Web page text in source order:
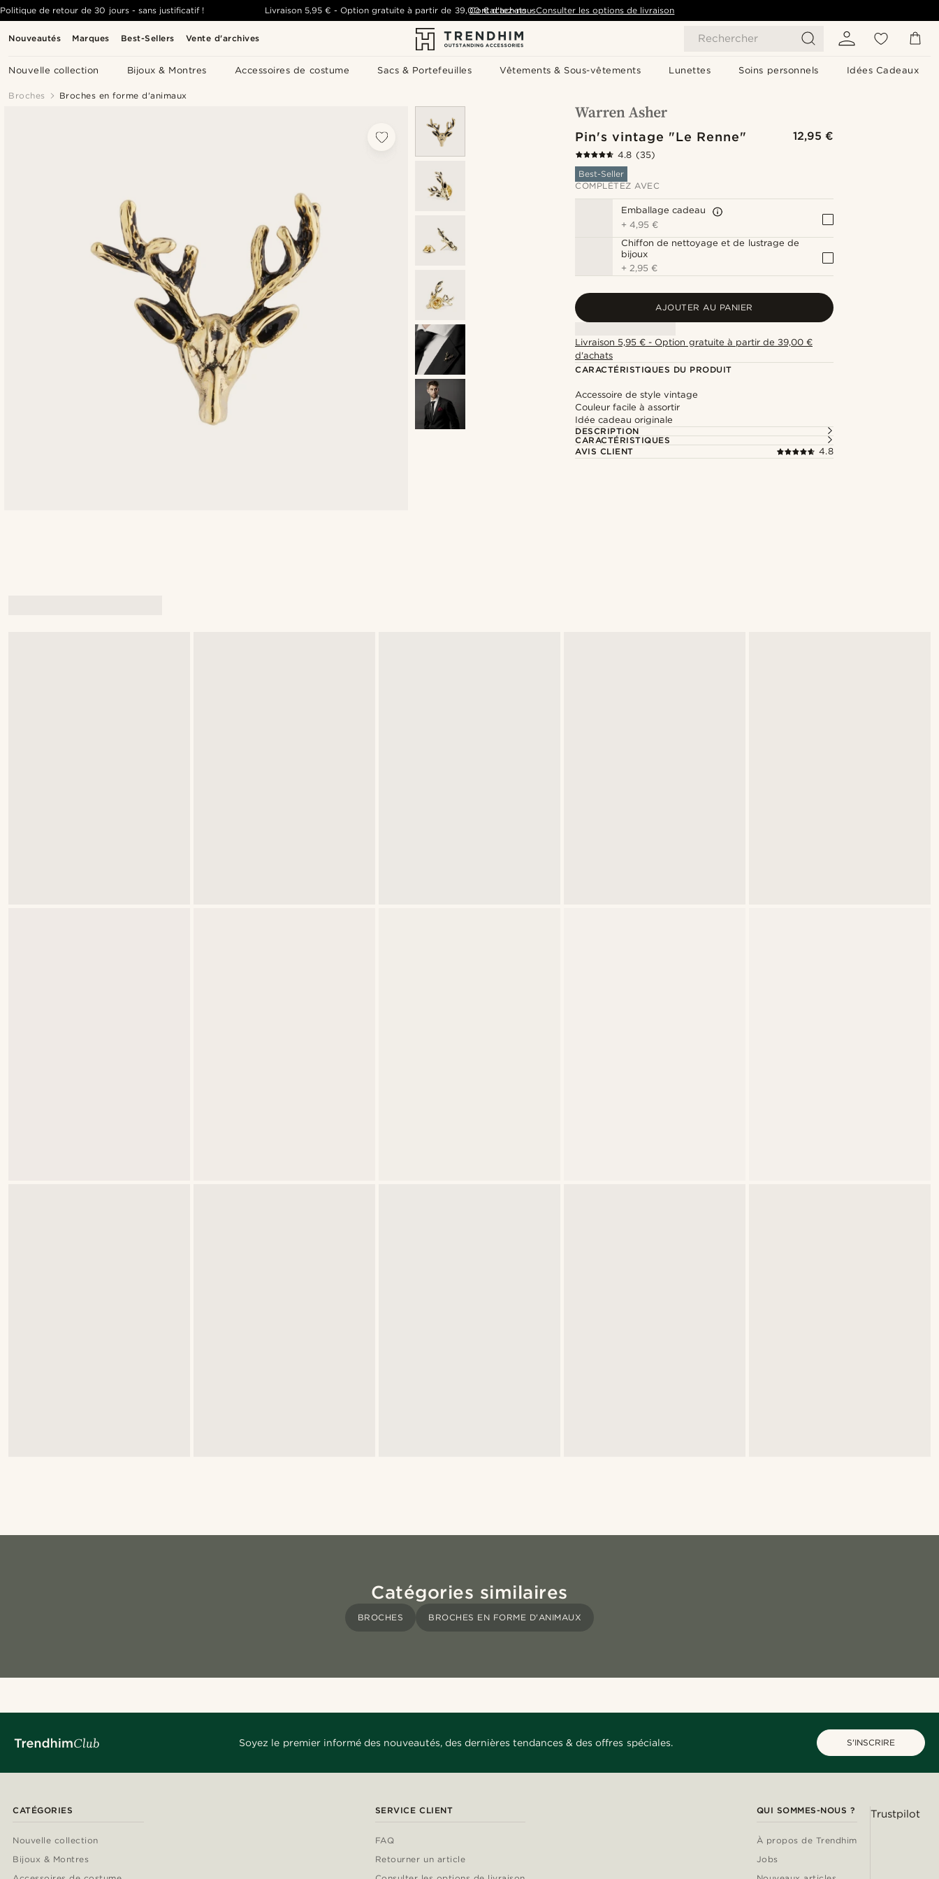
Nouveautés Marques Best-Sellers Vente d'archives Rechercher
Nouvelle collection Bijoux & Montres Accessoires de costume Sacs & Portefeuilles Vêtements & Sous-vêtements Lunettes Soins personnels Idées Cadeaux
Politique de retour de 30 jours - sans justificatif ! Livraison 5,95 € -Option gratuite à partir de 39,00 € d'achats- Consulter les options de livraison
Contactez-nous
Broches Broches en forme d'animaux
Pin's vintage "Le Renne" 12,95 €
4.8 (35)
Best-Seller
COMPLÉTEZ AVEC
Emballage cadeau
+4,95 €
Chiffon de nettoyage et de lustrage de
bijoux
+2,95 €
AJOUTER AU PANIER
Livraison 5,95 € - Option gratuite à partir de 39,00 €
d'achats
CARACTÉRISTIQUES DU PRODUIT
Accessoire de style vintage
Couleur facile à assortir
Idée cadeau originale
DESCRIPTION
CARACTÉRISTIQUES
AVIS CLIENT
4.8
Catégories similaires
BROCHES BROCHES EN FORME D'ANIMAUX
Soyez le premier informé des nouveautés, des dernières tendances & des offres spéciales. S'INSCRIRE
CATÉGORIES
Nouvelle collection
Bijoux & Montres
SERVICE CLIENT
FAQ
Retourner un article
QUI SOMMES-NOUS ?
À propos de Trendhim
Jobs
Trustpilot